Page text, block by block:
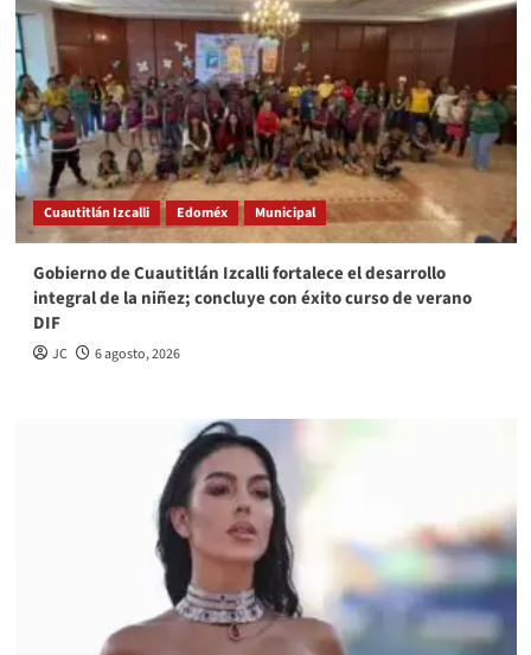
Cuautitlán Izcalli Edoméx Municipal
Gobierno de Cuautitlán Izcalli fortalece el desarrollo
integral de la niñez; concluye con éxito curso de verano
DIF
JC 6 agosto, 2026